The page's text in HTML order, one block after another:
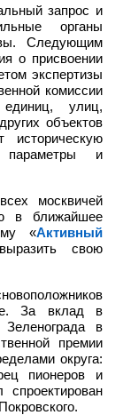
запрос и
органы
Следующим
о присвоении
экспертизы
комиссии
единиц, улиц,
объектов
историческую
параметры и
москвичей
в ближайшее
«Активный
свою
За вклад в
Зеленограда в
премии
округа:
пионеров и